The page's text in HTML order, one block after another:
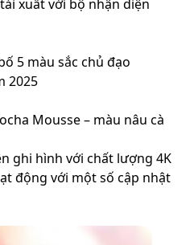
xuất với bộ nhận diện
5 màu sắc chủ đạo
2025
Mousse – màu nâu cà
ghi hình với chất lượng 4K
động với một số cập nhật